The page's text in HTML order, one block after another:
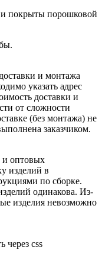
покрыты порошковой
и монтажа
указать адрес
доставки и
от сложности
(без монтажа) не
заказчиком.
и оптовых
изделий в
по сборке.
одинакова. Из-
изделия невозможно
через css